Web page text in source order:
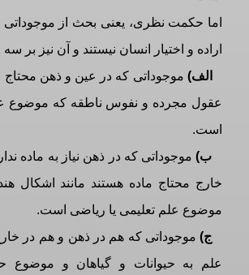
اما حکمت نظری، یعنی بحث از
اراده و اختیار انسان نیستند و آن نیز
الف) موجوداتی که در عین و ذهن محتاج
عقول مجرده و نفوس ناطقه که موضوع
است.
ب)موجوداتی که در ذهن نیاز به ماده
خارج محتاج ماده هستند مانند اشکال
موضوع علم تعلیمی یا ریاضی است.
ج) موجوداتی که هم در ذهن و هم در
علم به حیوانات و گیاهان و موضوع